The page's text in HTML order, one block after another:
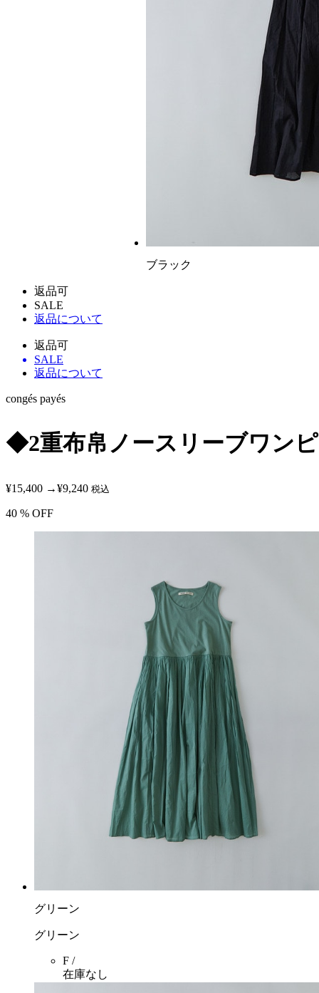
ブラック
返品可
SALE
返品について
返品可
SALE
返品について
congés payés
◆2重布帛ノースリーブワン
¥15,400 →¥9,240 税込
40 % OFF
グリーン
グリーン
F /
在庫なし